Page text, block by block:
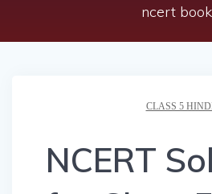
ncert
CLASS 5
NCERT